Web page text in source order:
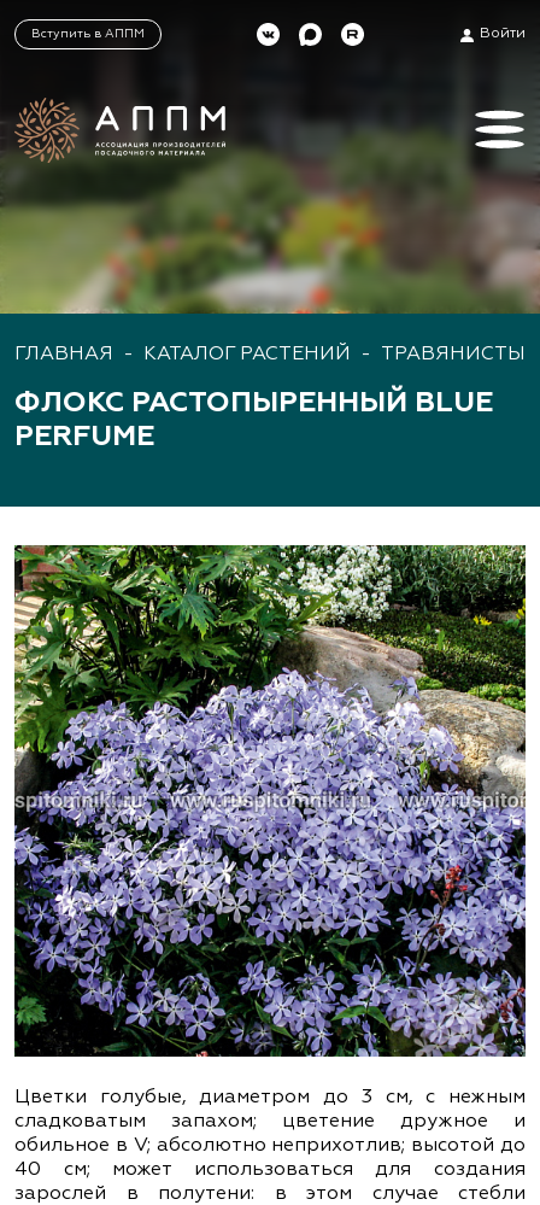
Вступить в АППМ Войти
ГЛАВНАЯ - КАТАЛОГ РАСТЕНИЙ -
ФЛОКС РАСТОПЫРЕННЫЙ BLUE
PERFUME
Цветки голубые, диаметром до 3 см, с нежным
сладковатым запахом; цветение дружное и
обильное в V; абсолютно неприхотлив; высотой до
40 см; может использоваться для создания
зарослей в полутени: в этом случае стебли